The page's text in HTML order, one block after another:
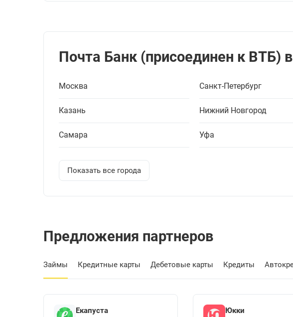
Почта Банк (присоединен к ВТБ)
Москва Санкт-Петербург
Казань Нижний Новгород
Самара Уфа
Показать все города
Предложения партнеров
Займы Кредитные карты Дебетовые карты Кредиты
Екапуста Юкки